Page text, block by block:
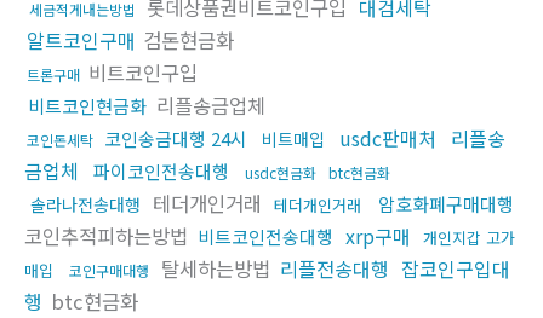
세금적게내는방법
롯데상품권비트코인구입 대검세탁
알트코인구매 검돈현금화
트론구매 비트코인구입
비트코인현금화 리플송금업체
코인돈세탁 코인송금대행 24시 비트매입 usdc판매처
리플송
금업체
파이코인전송대행 usdc현금화 btc현금화
솔라나전송대행 테더개인거래 테더개인거래 암호화폐구매대행
코인추적피하는방법 비트코인전송대행 xrp구매
개인지갑 고가
매입
코인구매대행 탈세하는방법 리플전송대행 잡코인구입대
행 btc현금화